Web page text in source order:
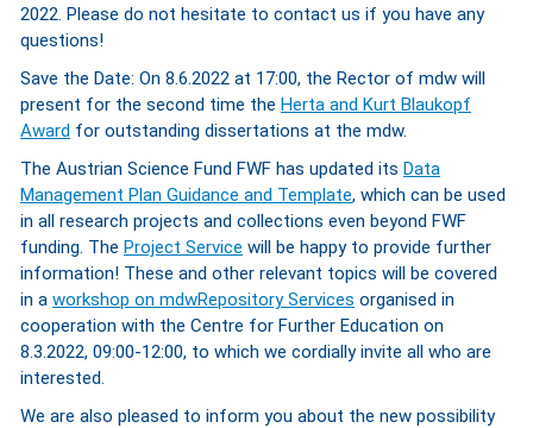
2022. Please do not hesitate to contact us if you have any
questions!
Save the Date: On 8.6.2022 at 17:00, the Rector of mdw will
present for the second time the Herta and Kurt Blaukopf
Award for outstanding dissertations at the mdw.
The Austrian Science Fund FWF has updated its Data
Management Plan Guidance and Template, which can be used
in all research projects and collections even beyond FWF
funding. The Project Service will be happy to provide further
information! These and other relevant topics will be covered
in a workshop on mdwRepository Services organised in
cooperation with the Centre for Further Education on
8.3.2022, 09:00-12:00, to which we cordially invite all who are
interested.
We are also pleased to inform you about the new possibility